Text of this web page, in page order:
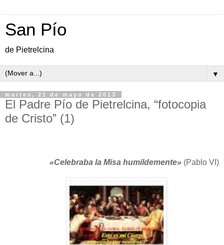
San Pío
de Pietrelcina
▼
martes, 21 de mayo de 2013
El Padre Pío de Pietrelcina, “fotocopia
de Cristo” (1)
«Celebraba la Misa humildemente» (Pablo VI)